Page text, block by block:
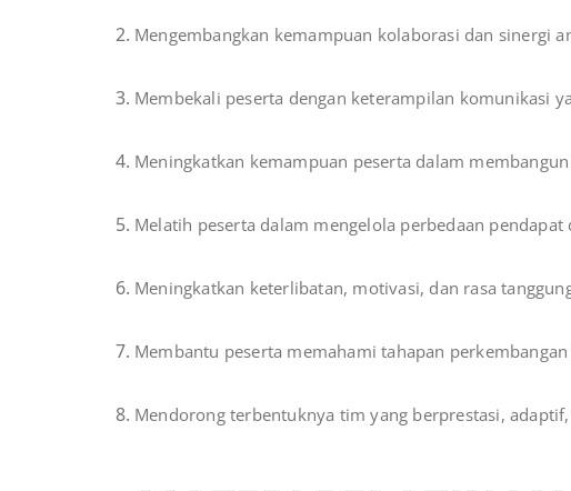
Mengembangkan kemampuan kolaborasi dan sinergi
Membekali peserta dengan keterampilan komunikasi
Meningkatkan kemampuan peserta dalam
Melatih peserta dalam mengelola perbedaan
Meningkatkan keterlibatan, motivasi, dan rasa
Membantu peserta memahami tahapan
Mendorong terbentuknya tim yang berprestasi,